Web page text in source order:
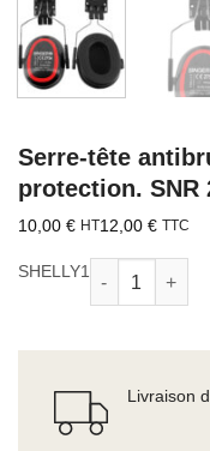
Serre-tête
protection. SNR
10,00 € HT12,00 € TTC
SHELLY1
Livraison